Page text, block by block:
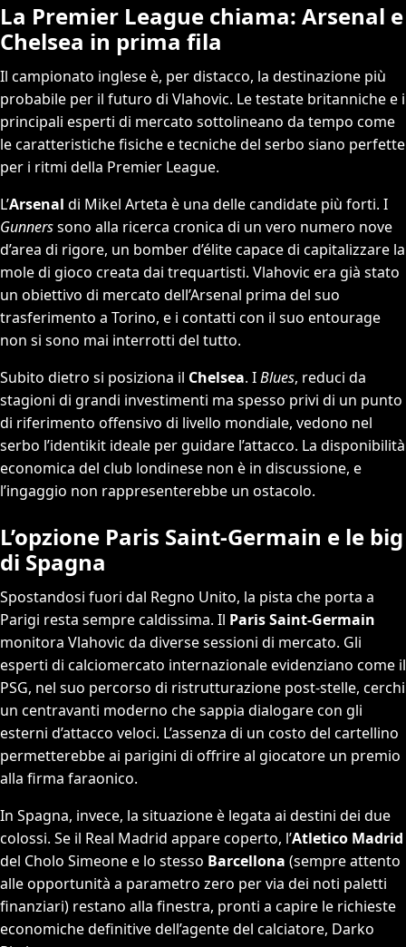
La Premier League chiama: Arsenal e
Chelsea in prima fila
Il campionato inglese è, per distacco, la destinazione più
probabile per il futuro di Vlahovic. Le testate britanniche e i
principali esperti di mercato sottolineano da tempo come
le caratteristiche fisiche e tecniche del serbo siano perfette
per i ritmi della Premier League.
L’Arsenal di Mikel Arteta è una delle candidate più forti. I
Gunnerssono alla ricerca cronica di un vero numero nove
d’area di rigore, un bomber d’élite capace di capitalizzare la
mole di gioco creata dai trequartisti. Vlahovic era già stato
un obiettivo di mercato dell’Arsenal prima del suo
trasferimento a Torino, e i contatti con il suo entourage
non si sono mai interrotti del tutto.
Subito dietro si posiziona il Chelsea. IBlues, reduci da
stagioni di grandi investimenti ma spesso privi di un punto
di riferimento offensivo di livello mondiale, vedono nel
serbo l’identikit ideale per guidare l’attacco. La disponibilità
economica del club londinese non è in discussione, e
l’ingaggio non rappresenterebbe un ostacolo.
L’opzione Paris Saint-Germain e le big
di Spagna
Spostandosi fuori dal Regno Unito, la pista che porta a
Parigi resta sempre caldissima. Il Paris Saint-Germain
monitora Vlahovic da diverse sessioni di mercato. Gli
esperti di calciomercato internazionale evidenziano come il
PSG, nel suo percorso di ristrutturazione post-stelle, cerchi
un centravanti moderno che sappia dialogare con gli
esterni d’attacco veloci. L’assenza di un costo del cartellino
permetterebbe ai parigini di offrire al giocatore un premio
alla firma faraonico.
In Spagna, invece, la situazione è legata ai destini dei due
colossi. Se il Real Madrid appare coperto, l’Atletico Madrid
del Cholo Simeone e lo stesso Barcellona (sempre attento
alle opportunità a parametro zero per via dei noti paletti
finanziari) restano alla finestra, pronti a capire le richieste
economiche definitive dell’agente del calciatore, Darko